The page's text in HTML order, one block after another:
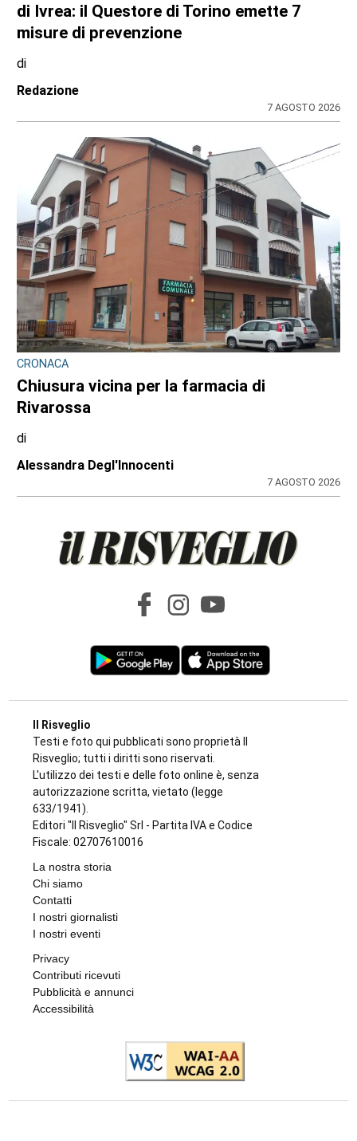
di Ivrea: il Questore di Torino emette 7
misure di prevenzione
di
Redazione
7 AGOSTO 2026
CRONACA
Chiusura vicina per la farmacia di
Rivarossa
di
Alessandra Degl'Innocenti
7 AGOSTO 2026
Il Risveglio
Testi e foto qui pubblicati sono proprietà Il
Risveglio; tutti i diritti sono riservati.
L'utilizzo dei testi e delle foto online è, senza
autorizzazione scritta, vietato (legge
633/1941).
Editori "Il Risveglio" Srl - Partita IVA e Codice
Fiscale: 02707610016
La nostra storia
Chi siamo
Contatti
I nostri giornalisti
I nostri eventi
Privacy
Contributi ricevuti
Pubblicità e annunci
Accessibilità